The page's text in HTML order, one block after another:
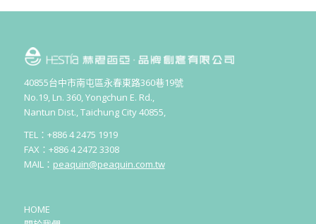
40855台中市南屯區永春東路360巷19號
No.19, Ln. 360, Yongchun E. Rd.,
Nantun Dist., Taichung City 40855,
TEL：+886 4 2475 1919
FAX：+886 4 2472 3308
MAIL： peaquin@peaquin.com.tw
HOME